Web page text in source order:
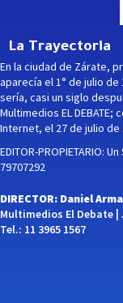
La Trayectoria
En la ciudad de Zárate,
aparecía el 1° de julio
sería, casi un siglo
Multimedios EL
Internet, el 27 de julio de
EDITOR-PROPIETARIO:
79707292
DIRECTOR: Daniel
Multimedios El Debate |
Tel.: 11 3965 1567